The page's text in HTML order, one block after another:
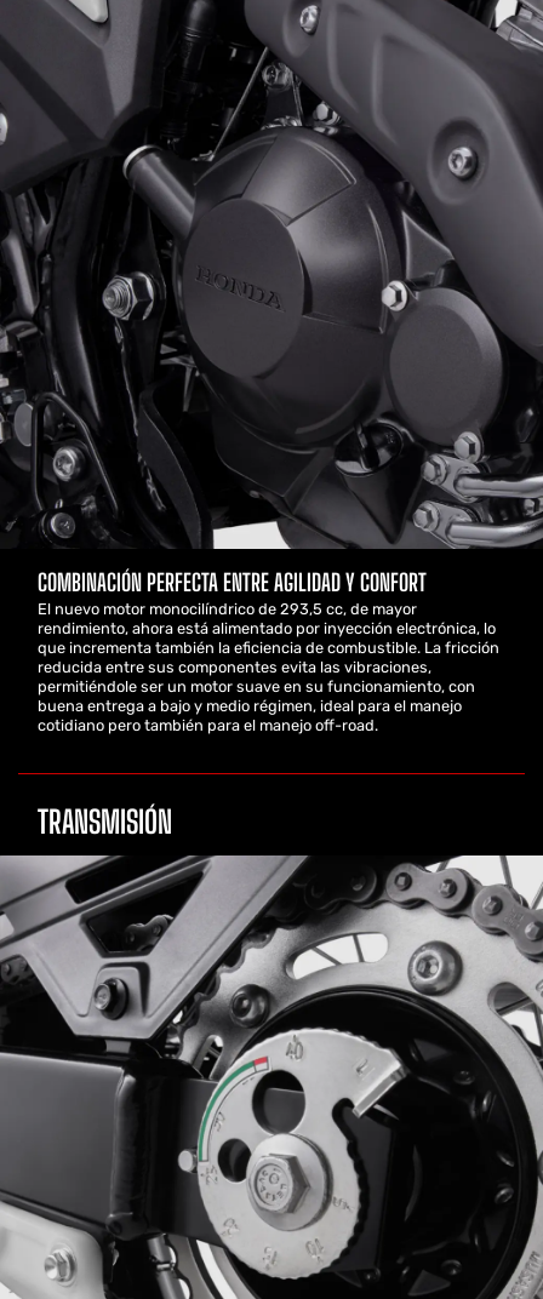
COMBINACIÓN PERFECTA ENTRE AGILIDAD Y CONFORT
El nuevo motor monocilíndrico de 293,5 cc, de mayor
rendimiento, ahora está alimentado por inyección electrónica, lo
que incrementa también la eficiencia de combustible. La fricción
reducida entre sus componentes evita las vibraciones,
permitiéndole ser un motor suave en su funcionamiento, con
buena entrega a bajo y medio régimen, ideal para el manejo
cotidiano pero también para el manejo off-road.
TRANSMISIÓN